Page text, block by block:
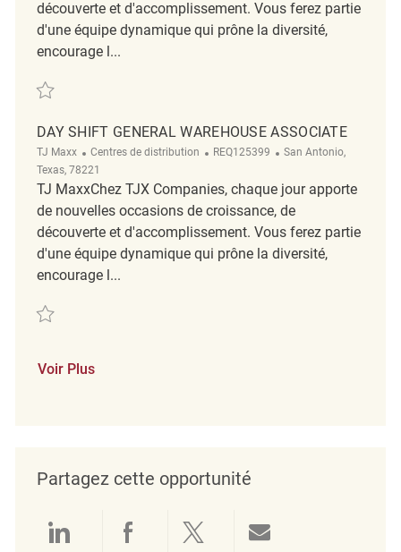
découverte et d'accomplissement. Vous ferez partie
d'une équipe dynamique qui prône la diversité,
encourage l...
Sauvegarder Weekend Shift General Warehouse Associate REQ125396
DAY SHIFT GENERAL WAREHOUSE ASSOCIATE
TJ Maxx Catégorie
Centres de distribution ReqId
REQ125399 Emplacement
San Antonio,
Texas, 78221
TJ MaxxChez TJX Companies, chaque jour apporte
de nouvelles occasions de croissance, de
découverte et d'accomplissement. Vous ferez partie
d'une équipe dynamique qui prône la diversité,
encourage l...
Sauvegarder Day Shift General Warehouse Associate REQ125399
Voir Plus
Partagez cette opportunité